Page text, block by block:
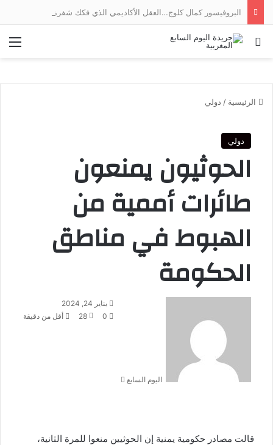
بحث عن
الرئيسية / دولي
دولي
الحوثيون يمنعون
طائرات أممية من
الهبوط في مناطق
الحكومة
اليوم السابع
أرسل
بريدا
يناير 24, 2024
0
28 أقل من دقيقة
قالت مصادر حكومية يمنية إن الحوثيين منعوا للمرة الثانية،